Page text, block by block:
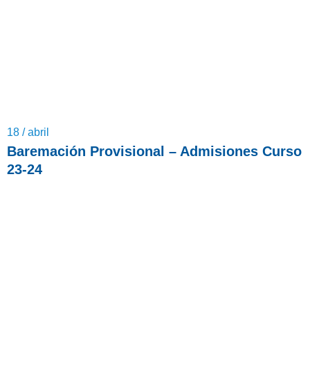
18 / abril
Baremación Provisional – Admisiones Curso
23-24